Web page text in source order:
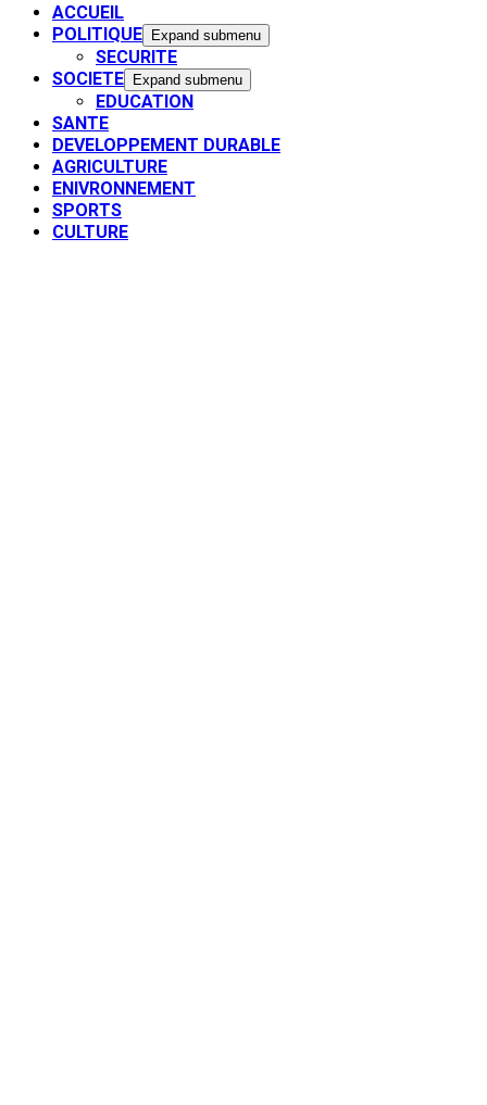
ACCUEIL
POLITIQUE
Expand submenu
SECURITE
SOCIETE
Expand submenu
EDUCATION
SANTE
DEVELOPPEMENT DURABLE
AGRICULTURE
ENIVRONNEMENT
SPORTS
CULTURE